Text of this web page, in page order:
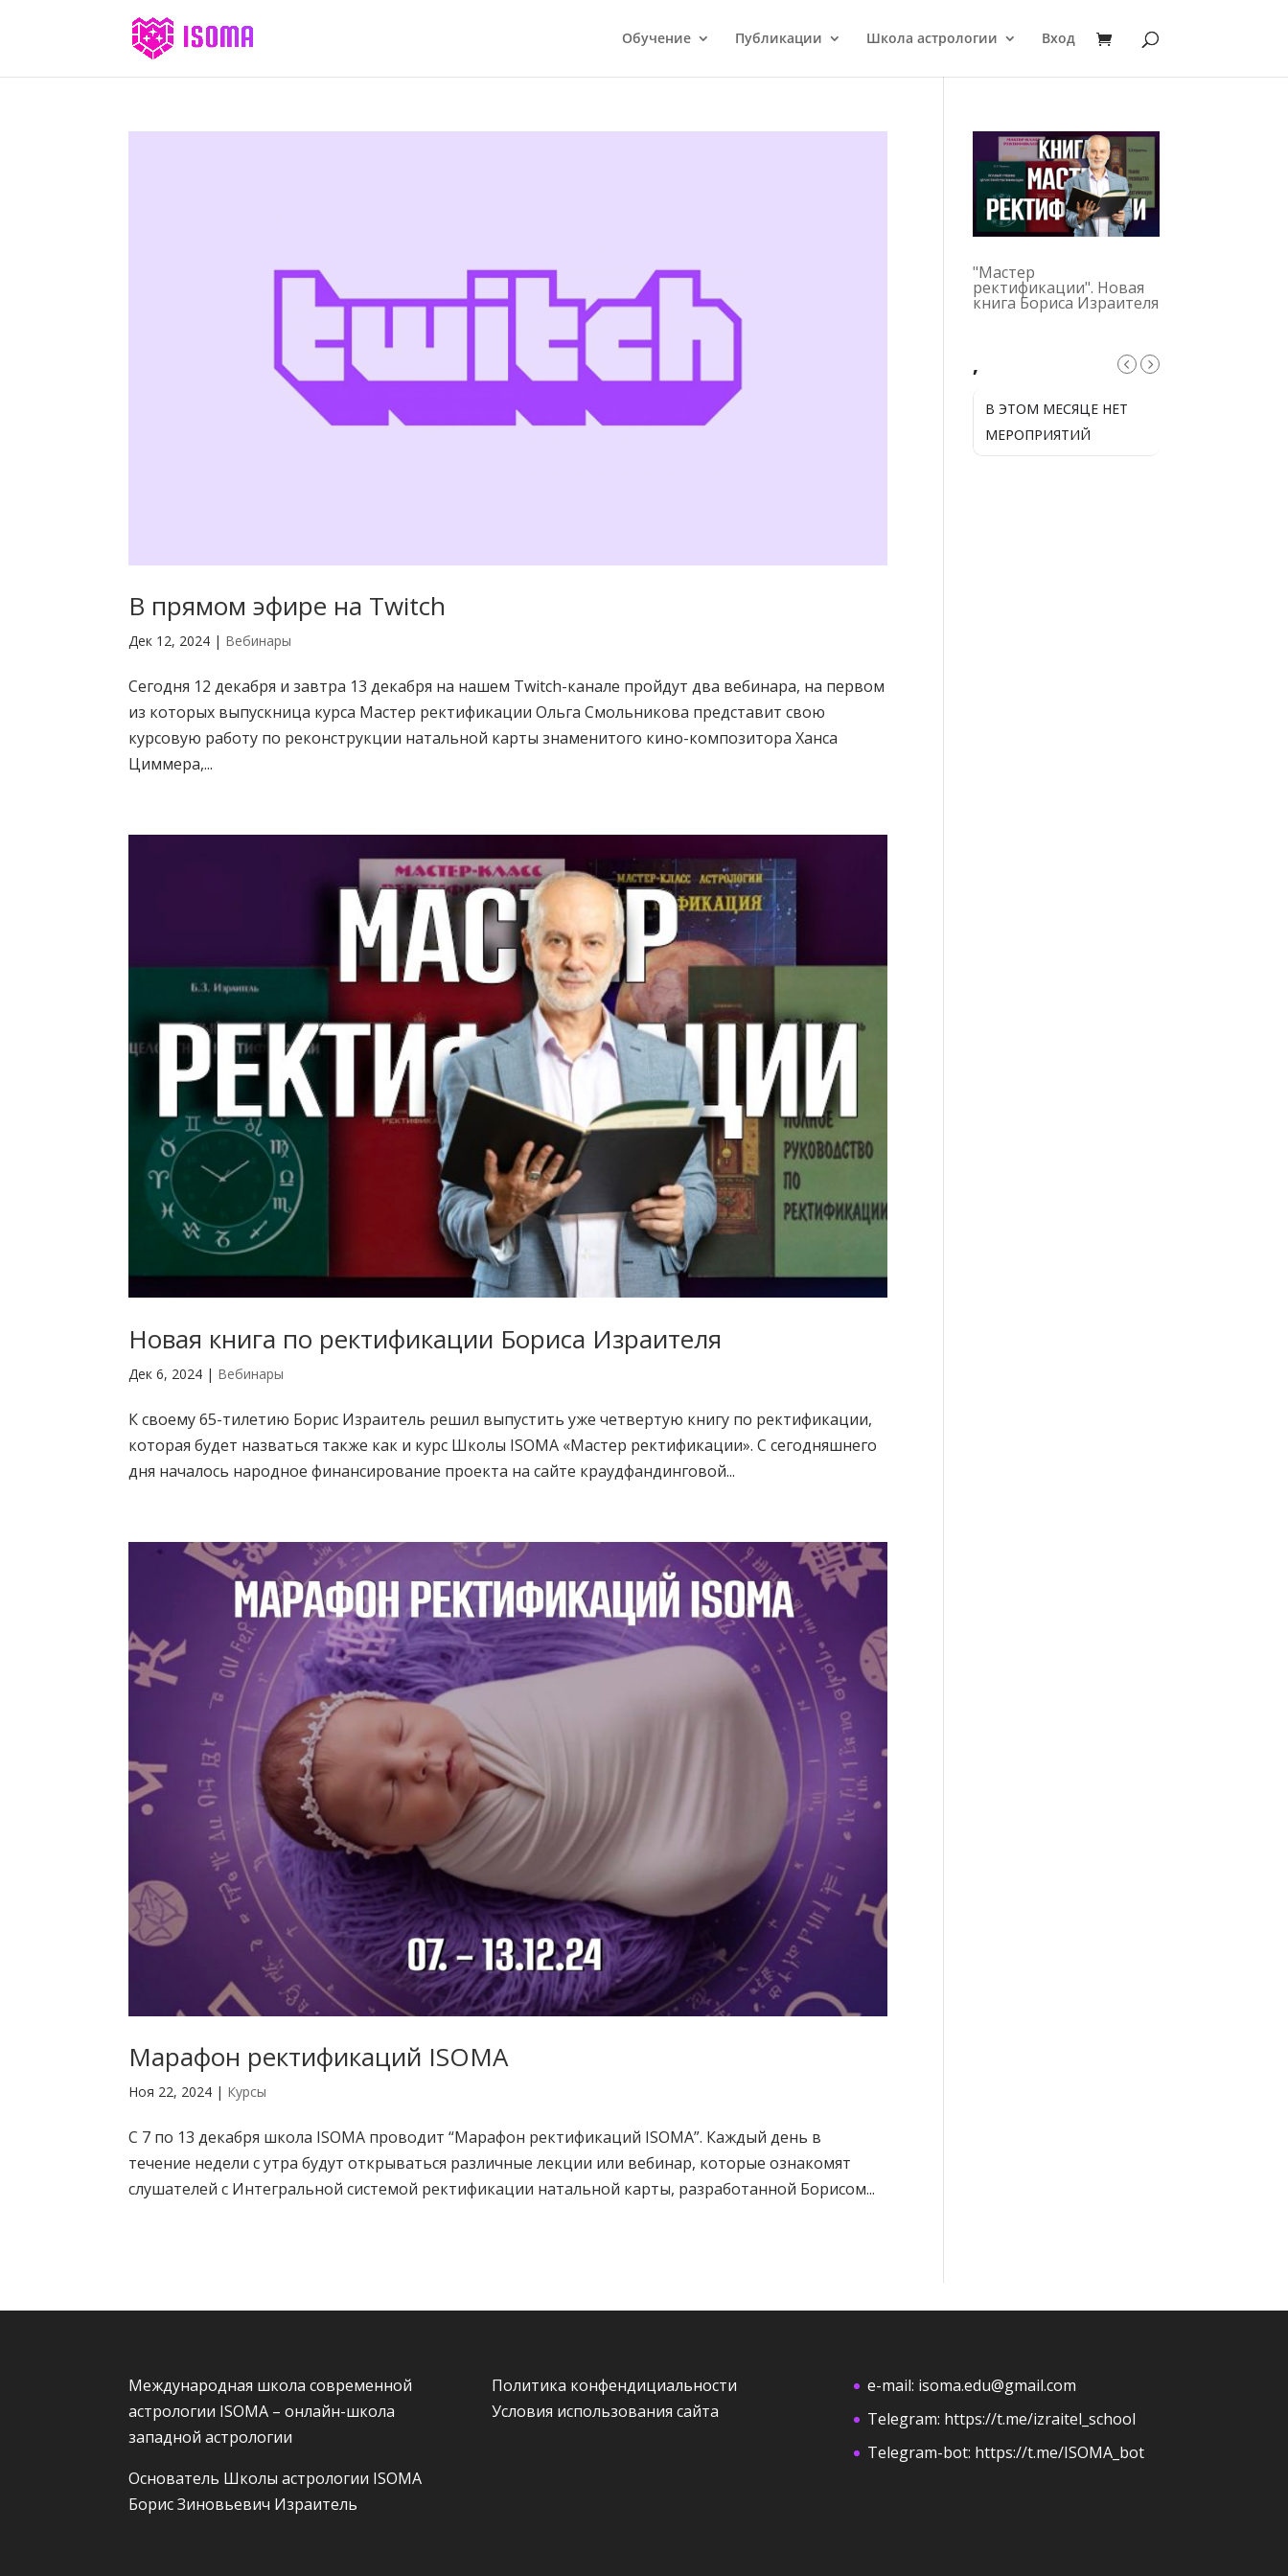
Обучение Публикации Школа астрологии Вход
В прямом эфире на Twitch
Дек 12, 2024 | Вебинары
Сегодня 12 декабря и завтра 13 декабря на нашем Twitch-канале пройдут два вебинара, на первом
из которых выпускница курса Мастер ректификации Ольга Смольникова представит свою
курсовую работу по реконструкции натальной карты знаменитого кино-композитора Ханса
Циммера,...
Новая книга по ректификации Бориса Израителя
Дек 6, 2024 | Вебинары
К своему 65-тилетию Борис Израитель решил выпустить уже четвертую книгу по ректификации,
которая будет назваться также как и курс Школы ISOMA «Мастер ректификации». С сегодняшнего
дня началось народное финансирование проекта на сайте краудфандинговой...
Марафон ректификаций ISOMA
Ноя 22, 2024 | Курсы
С 7 по 13 декабря школа ISOMA проводит “Марафон ректификаций ISOMA”. Каждый день в
течение недели с утра будут открываться различные лекции или вебинар, которые ознакомят
слушателей с Интегральной системой ректификации натальной карты, разработанной Борисом...
"Мастер
ректификации". Новая
книга Бориса Израителя
,
В ЭТОМ МЕСЯЦЕ НЕТ
МЕРОПРИЯТИЙ
Международная школа современной
астрологии ISOMA – онлайн-школа
западной астрологии
Основатель Школы астрологии ISOMA
Борис Зиновьевич Израитель
Политика конфендициальности
Условия использования сайта
e-mail: isoma.edu@gmail.com
Telegram: https://t.me/izraitel_school
Telegram-bot: https://t.me/ISOMA_bot